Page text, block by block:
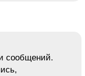
сообщений.